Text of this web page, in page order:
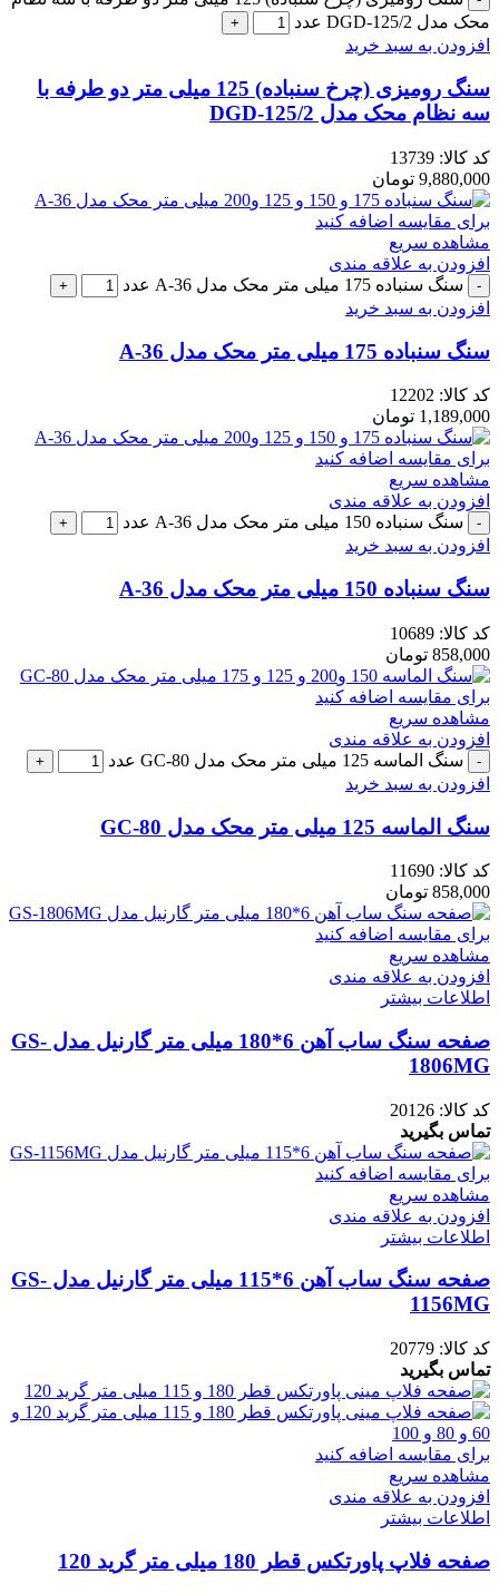
محک مدل DGD-125/2 عدد
افزودن به سبد خرید
سنگ رومیزی (چرخ سنباده) 125 میلی متر دو طرفه با
سه نظام محک مدل DGD-125/2
کد کالا: 13739
9,880,000 تومان
برای مقایسه اضافه کنید
مشاهده سریع
افزودن به علاقه مندی
سنگ سنباده 175 میلی متر محک مدل A-36 عدد
افزودن به سبد خرید
سنگ سنباده 175 میلی متر محک مدل A-36
کد کالا: 12202
1,189,000 تومان
برای مقایسه اضافه کنید
مشاهده سریع
افزودن به علاقه مندی
سنگ سنباده 150 میلی متر محک مدل A-36 عدد
افزودن به سبد خرید
سنگ سنباده 150 میلی متر محک مدل A-36
کد کالا: 10689
858,000 تومان
برای مقایسه اضافه کنید
مشاهده سریع
افزودن به علاقه مندی
سنگ الماسه 125 میلی متر محک مدل GC-80 عدد
افزودن به سبد خرید
سنگ الماسه 125 میلی متر محک مدل GC-80
کد کالا: 11690
858,000 تومان
برای مقایسه اضافه کنید
مشاهده سریع
افزودن به علاقه مندی
اطلاعات بیشتر
صفحه سنگ ساب آهن 6*180 میلی متر گارنیل مدل GS-
1806MG
کد کالا: 20126
تماس بگیرید
برای مقایسه اضافه کنید
مشاهده سریع
افزودن به علاقه مندی
اطلاعات بیشتر
صفحه سنگ ساب آهن 6*115 میلی متر گارنیل مدل GS-
1156MG
کد کالا: 20779
تماس بگیرید
برای مقایسه اضافه کنید
مشاهده سریع
افزودن به علاقه مندی
اطلاعات بیشتر
صفحه فلاپ پاورتکس قطر 180 میلی متر گرید 120